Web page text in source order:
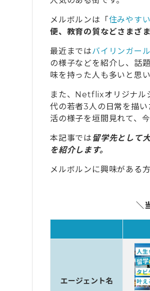
メルボルンは「住みやす
便、教育の質などさまざ
最近まではバイリンガー
の様子などを紹介し、話
味を持った人も多いと思い
また、Netflixオリジナル
代の若者3人の日常を描
活の様子を垣間見れて、
本記事では 留学先として
を紹介します。
メルボルンに興味がある
＼
エージェント名